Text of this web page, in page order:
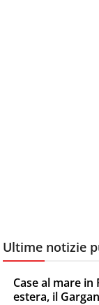
Ultime notizie
Case al mare
estera, il